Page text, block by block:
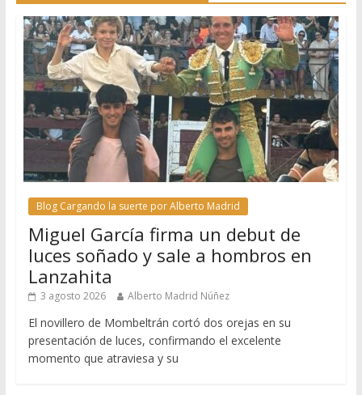
Blog Cargando la suerte por Alberto Madrid
Miguel García firma un debut de
luces soñado y sale a hombros en
Lanzahita
3 agosto 2026 Alberto Madrid Núñez
El novillero de Mombeltrán cortó dos orejas en su
presentación de luces, confirmando el excelente
momento que atraviesa y su